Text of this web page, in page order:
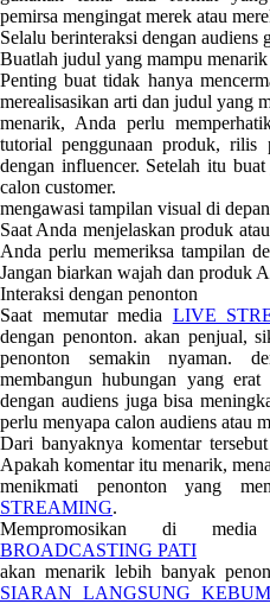
pemirsa mengingat merek atau
Selalu berinteraksi dengan audiens
Buatlah judul yang mampu
Penting buat tidak hanya
merealisasikan arti dan judul yang
menarik, Anda perlu
tutorial penggunaan produk,
dengan influencer. Setelah itu
calon customer.
mengawasi tampilan visual di
Saat Anda menjelaskan produk
Anda perlu memeriksa tampilan
Jangan biarkan wajah dan produk
Interaksi dengan penonton
Saat memutar media LIVE
dengan penonton. akan penjual,
penonton semakin nyaman.
membangun hubungan yang
dengan audiens juga bisa
perlu menyapa calon audiens atau
Dari banyaknya komentar
Apakah komentar itu menarik,
menikmati penonton yang
STREAMING.
Mempromosikan di
BROADCASTING PATI
akan menarik lebih banyak
SIARAN LANGSUNG